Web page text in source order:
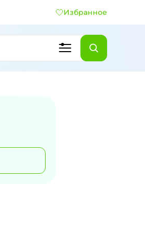
Избранное